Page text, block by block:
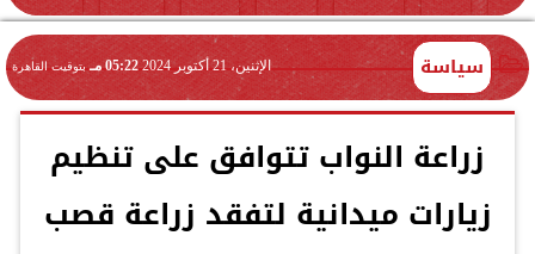
سياسة الإثنين، 21 أكتوبر 2024 05:22 مـ بتوقيت القاهرة
زراعة النواب تتوافق على تنظيم
زيارات ميدانية لتفقد زراعة قصب